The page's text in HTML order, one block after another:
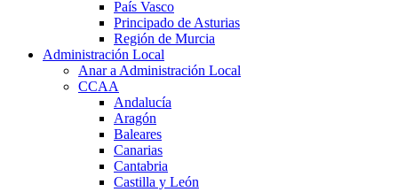
País Vasco
Principado de Asturias
Región de Murcia
Administración Local
Anar a Administración Local
CCAA
Andalucía
Aragón
Baleares
Canarias
Cantabria
Castilla y León